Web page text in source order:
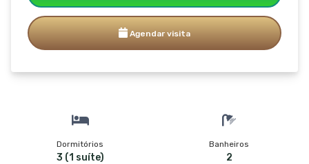
Agendar visita
Dormitórios
3 (1 suíte)
Banheiros
2